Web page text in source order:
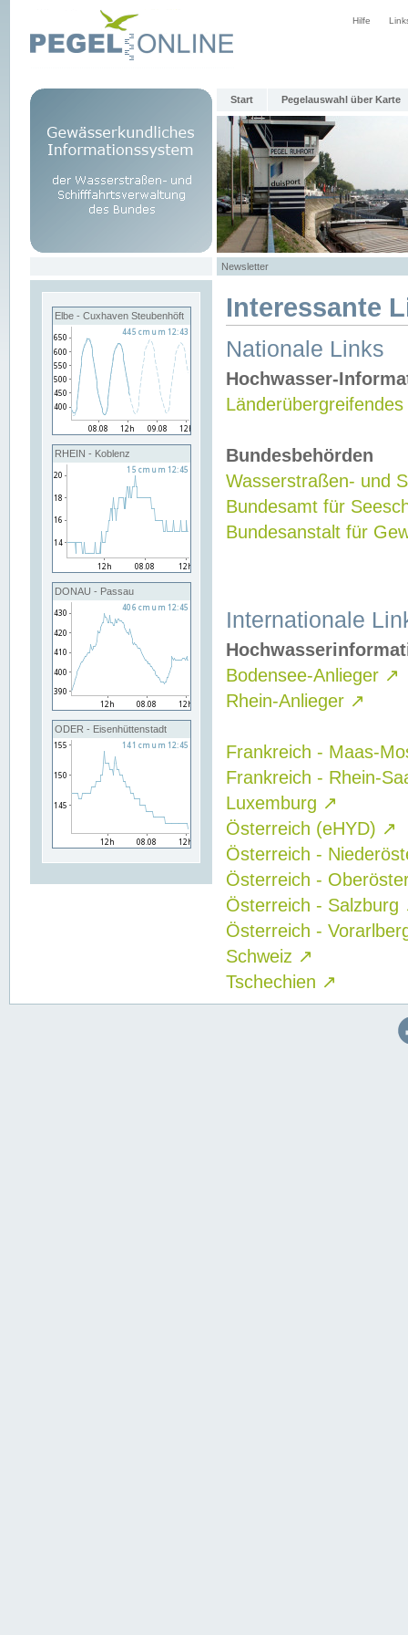
Hilfe
Start Pegelauswahl über Karte
Newsletter
Elbe - Cuxhaven Steubenhöft
RHEIN - Koblenz
DONAU - Passau
ODER - Eisenhüttenstadt
Interessante
Nationale Links
Hochwasser-
Bundesbehörden
Wasserstraßen- und
Bundesamt für
Bundesanstalt für
Internationale
Bodensee-Anlieger ↗
Rhein-Anlieger ↗
Frankreich - Maas-
Frankreich - Rhein-
Luxemburg ↗
Österreich (eHYD) ↗
Österreich -
Österreich -
Österreich - Salzburg
Österreich -
Schweiz ↗
Tschechien ↗